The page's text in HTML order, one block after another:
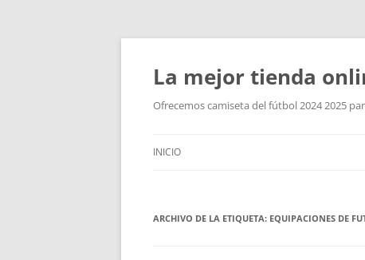
La mejor tienda
Ofrecemos camiseta del fútbol 2024 2025
INICIO
ARCHIVO DE LA ETIQUETA: EQUIPACIONES DE